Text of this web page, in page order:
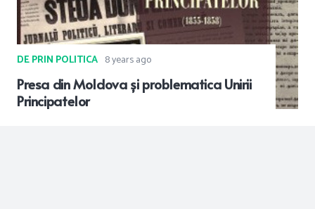
DE PRIN POLITICA 8 years ago
Presa din Moldova și problematica Unirii
Principatelor